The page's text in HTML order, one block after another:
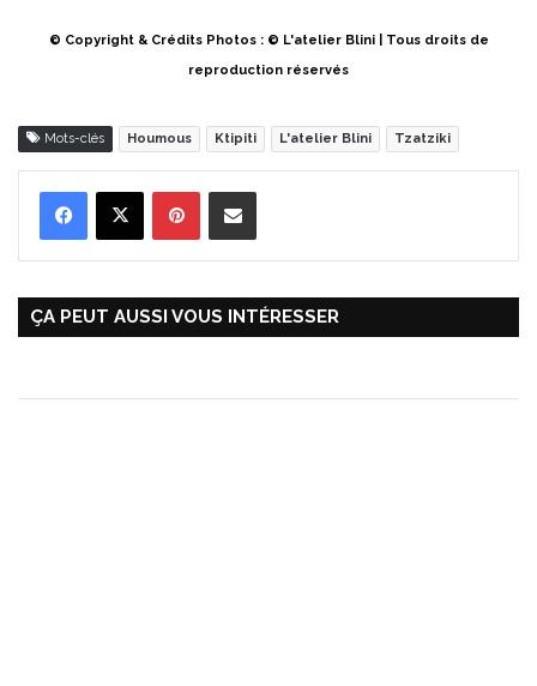
© Copyright & Crédits Photos : © L'atelier Blini | Tous droits de
reproduction réservés
Mots-clés Houmous Ktipiti L'atelier Blini Tzatziki
ÇA PEUT AUSSI VOUS INTÉRESSER